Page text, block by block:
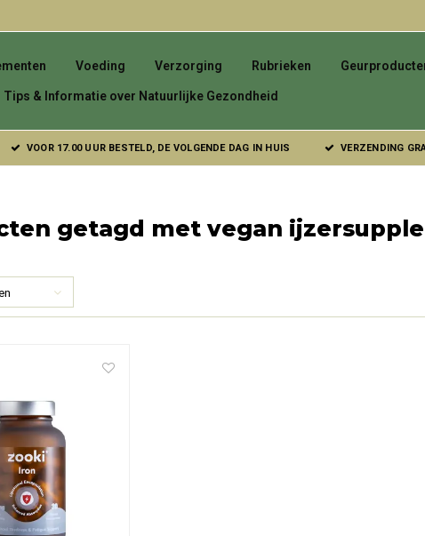
Voeding Verzorging Rubrieken
Tips & Informatie over Natuurlijke Gezondheid
VOOR 17.00 UUR BESTELD, DE VOLGENDE DAG IN HUIS VERZENDING
getagd met vegan